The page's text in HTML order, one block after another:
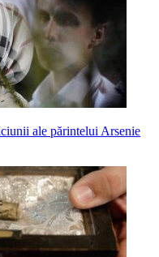
ale părintelui Arsenie